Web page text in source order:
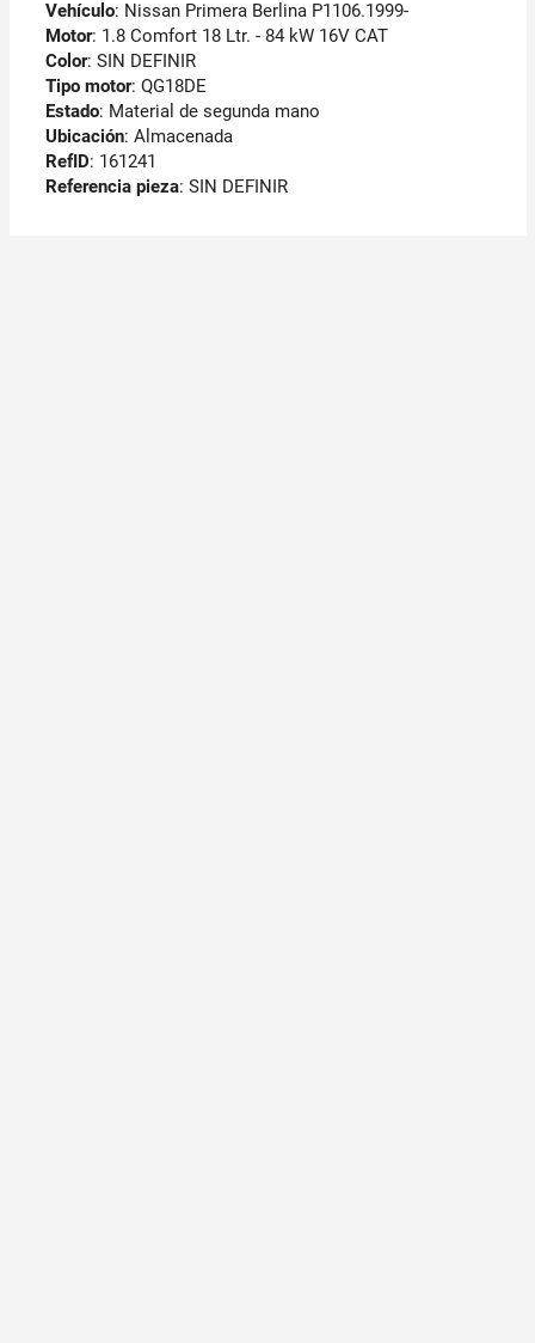
Vehículo: Nissan Primera Berlina P1106.1999-
Motor: 1.8 Comfort 18 Ltr. - 84 kW 16V CAT
Color: SIN DEFINIR
Tipo motor: QG18DE
Estado: Material de segunda mano
Ubicación: Almacenada
RefID: 161241
Referencia pieza: SIN DEFINIR